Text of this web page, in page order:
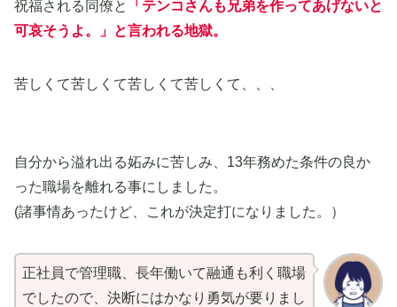
祝福される同僚と
「テンコさんも兄弟を作ってあげないと
可哀そうよ。」と言われる地獄。
苦しくて苦しくて苦しくて苦しくて、、、
自分から溢れ出る妬みに苦しみ、13年務めた条件の良か
った職場を離れる事にしました。
(諸事情あったけど、これが決定打になりました。）
正社員で管理職、長年働いて融通も利く職場
でしたので、決断にはかなり勇気が要りまし